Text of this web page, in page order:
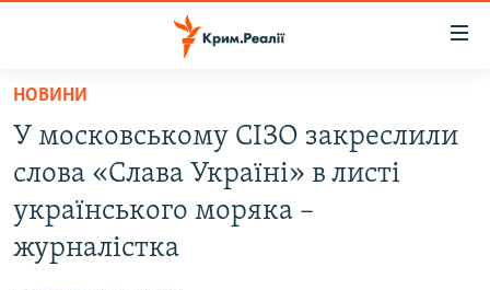
Перейти
основного
матеріалу
Перейти
до
основної
ВІДЕО ТА ФОТО
НОВИНИ
У московському СІЗО закреслили
слова «Слава Україні» в листі
українського моряка –
журналістка